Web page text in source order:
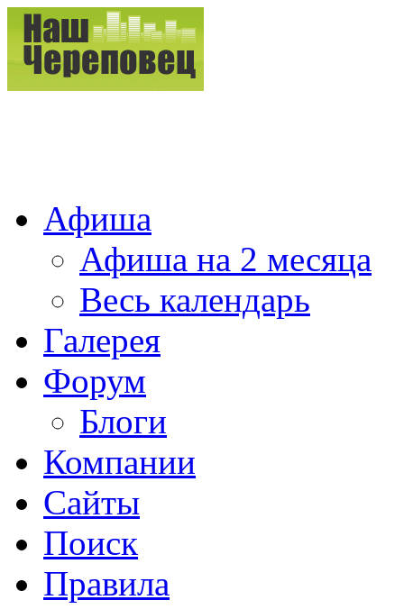
Афиша
Афиша на 2 месяца
Весь календарь
Галерея
Форум
Блоги
Компании
Сайты
Поиск
Правила